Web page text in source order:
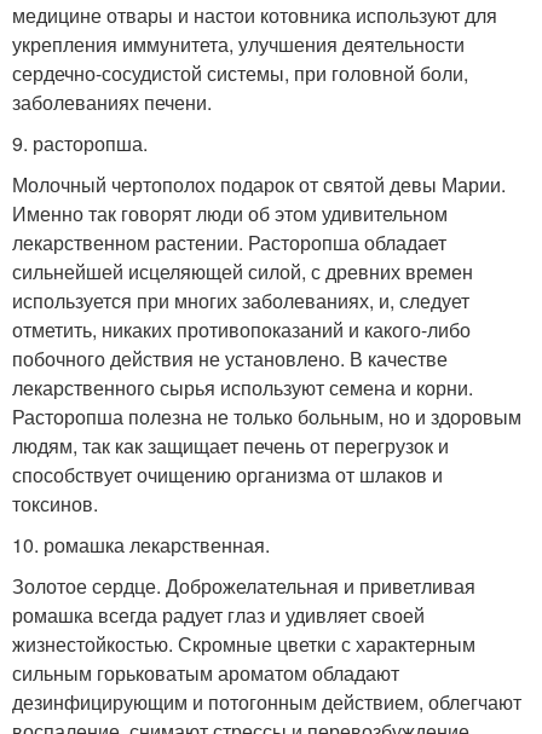
медицине отвары и настои котовника используют для
укрепления иммунитета, улучшения деятельности
сердечно-сосудистой системы, при головной боли,
заболеваниях печени.
9. расторопша.
Молочный чертополох подарок от святой девы Марии.
Именно так говорят люди об этом удивительном
лекарственном растении. Расторопша обладает
сильнейшей исцеляющей силой, с древних времен
используется при многих заболеваниях, и, следует
отметить, никаких противопоказаний и какого-либо
побочного действия не установлено. В качестве
лекарственного сырья используют семена и корни.
Расторопша полезна не только больным, но и здоровым
людям, так как защищает печень от перегрузок и
способствует очищению организма от шлаков и
токсинов.
10. ромашка лекарственная.
Золотое сердце. Доброжелательная и приветливая
ромашка всегда радует глаз и удивляет своей
жизнестойкостью. Скромные цветки с характерным
сильным горьковатым ароматом обладают
дезинфицирующим и потогонным действием, облегчают